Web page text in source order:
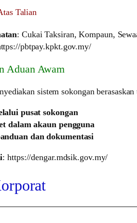
Talian
: Cukai Taksiran, Kompaun,
pbtpay.kpkt.gov.my/
Aduan Awam
sistem sokongan
pusat sokongan
dalam akaun pengguna
dan dokumentasi
: https://dengar.mdsik.gov.my/